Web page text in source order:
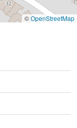
©OpenStreetMap